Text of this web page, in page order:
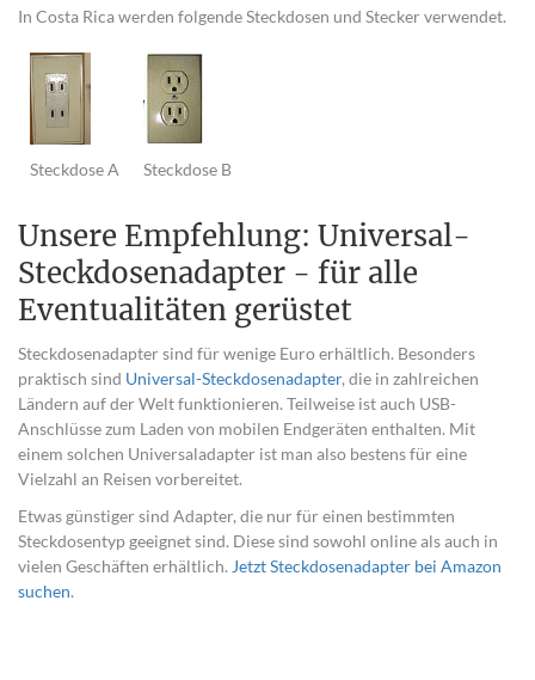
In Costa Rica werden folgende Steckdosen und Stecker verwendet.
Steckdose A Steckdose B
Unsere Empfehlung: Universal-
Steckdosenadapter - für alle
Eventualitäten gerüstet
Steckdosenadapter sind für wenige Euro erhältlich. Besonders
praktisch sind Universal-Steckdosenadapter, die in zahlreichen
Ländern auf der Welt funktionieren. Teilweise ist auch USB-
Anschlüsse zum Laden von mobilen Endgeräten enthalten. Mit
einem solchen Universaladapter ist man also bestens für eine
Vielzahl an Reisen vorbereitet.
Etwas günstiger sind Adapter, die nur für einen bestimmten
Steckdosentyp geeignet sind. Diese sind sowohl online als auch in
vielen Geschäften erhältlich. Jetzt Steckdosenadapter bei Amazon
suchen.